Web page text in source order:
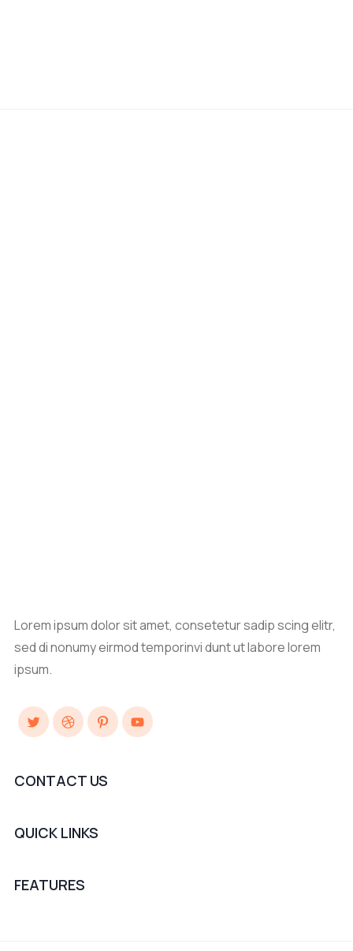
Lorem ipsum dolor sit amet, consetetur sadip scing elitr,
sed di nonumy eirmod temporinvi dunt ut labore lorem
ipsum.
TwitterDribbblePinterestYouTube
CONTACT US
QUICK LINKS
FEATURES